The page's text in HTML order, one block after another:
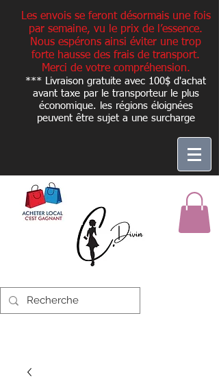
Les envois se feront désormais une fois
par semaine, vu le prix de l’essence.
Nous espérons ainsi éviter une trop
forte hausse des frais de transport.
Merci de votre compréhension.
*** Livraison gratuite avec 100$ d'achat
avant taxe par le transporteur le plus
économique. les régions éloignées
peuvent être sujet a une surcharge